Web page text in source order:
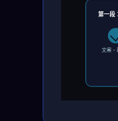
第一段
文案、